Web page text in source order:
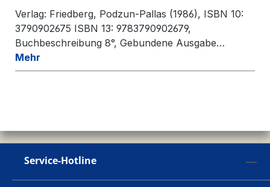
Verlag: Friedberg, Podzun-Pallas (1986), ISBN 10:
3790902675 ISBN 13: 9783790902679,
Buchbeschreibung 8°, Gebundene Ausgabe…
Mehr
Service-Hotline